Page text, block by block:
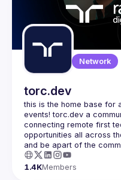
Network
torc.dev
this is the home base for
events! torc.dev a
connecting remote first
opportunities all across
1.4KMembers